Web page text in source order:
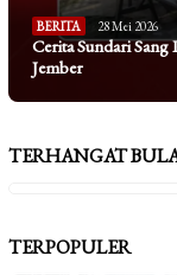
BERITA 28 Mei 2026
Cerita Sundari Sang
Jember
TERHANGAT
TERPOPULER